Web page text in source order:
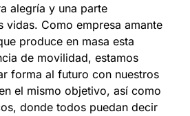
alegría y una parte
vidas. Como empresa amante
produce en masa esta
de movilidad, estamos
forma al futuro con nuestros
el mismo objetivo, así como
donde todos puedan decir